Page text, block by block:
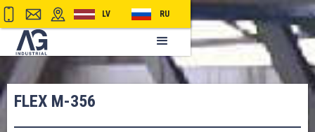
LV RU
FLEX M-356